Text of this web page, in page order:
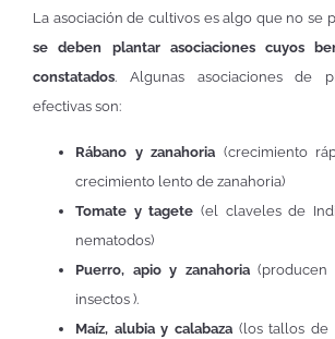
La asociación de cultivos es algo que no se
se deben plantar asociaciones cuyos
constatados. Algunas asociaciones de
efectivas son:
Rábano y zanahoria (crecimiento
crecimiento lento de zanahoria)
Tomate y tagete (el claveles de
nematodos)
Puerro, apio y zanahoria(producen
insectos ).
Maíz, alubia y calabaza (los tallos de